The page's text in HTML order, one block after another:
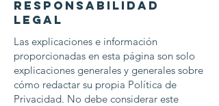
responsabilidad
legal
Las explicaciones e información
proporcionadas en esta página son solo
explicaciones generales y generales sobre
cómo redactar su propia Política de
Privacidad. No debe considerar este